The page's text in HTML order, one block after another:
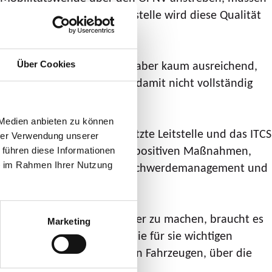
Über Cookies
anbieten zu können
Verwendung unserer
diese Informationen
Rahmen Ihrer Nutzung
Marketing
Die neue RVK-Leitstelle wird diese Qualität
genutzt. Das ist heute aber kaum ausreichend,
Schnittstellen damit nicht vollständig
über die personenbesetzte Leitstelle und das ITCS
den erforderlichen dispositiven Maßnahmen,
heute existierende Beschwerdemanagement und
den ÖPNV noch attraktiver zu machen, braucht es
Die Fahrgäste werden die für sie wichtigen
die Info-Systeme in den Fahrzeugen, über die